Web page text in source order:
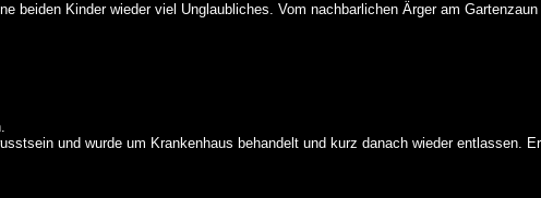
beiden Kinder wieder viel Unglaubliches. Vom nachbarlichen Ärger am Gartenzaun
und wurde um Krankenhaus behandelt und kurz danach wieder entlassen. Er